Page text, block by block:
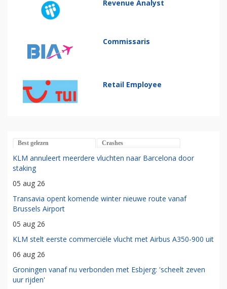
Revenue Analyst
Commissaris
Retail Employee
Best gelezen Crashes
KLM annuleert meerdere vluchten naar Barcelona door
staking
05 aug 26
Transavia opent komende winter nieuwe route vanaf
Brussels Airport
05 aug 26
KLM stelt eerste commerciële vlucht met Airbus A350-900 uit
06 aug 26
Groningen vanaf nu verbonden met Esbjerg: 'scheelt zeven
uur rijden'